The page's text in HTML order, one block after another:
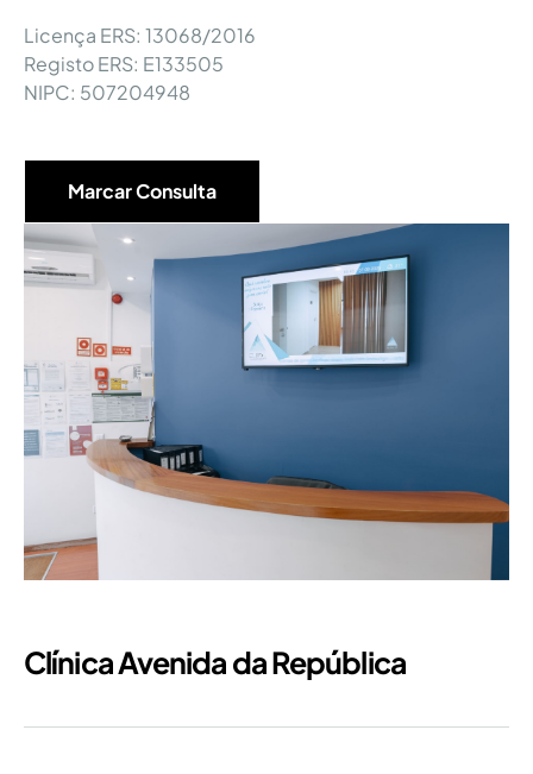
Licença ERS: 13068/2016
Registo ERS: E133505
NIPC: 507204948
Marcar Consulta
Clínica Avenida da República